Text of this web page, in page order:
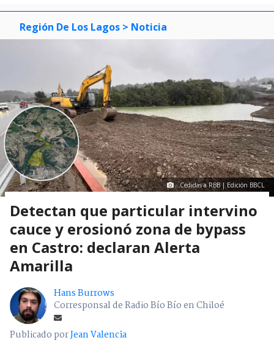
Región De Los Lagos > Noticia
Cedidas a RBB | Edición BBCL
Detectan que particular intervino
cauce y erosionó zona de bypass
en Castro: declaran Alerta
Amarilla
Hans Burrows
Corresponsal de Radio Bío Bío en Chiloé
Publicado porJean Valencia